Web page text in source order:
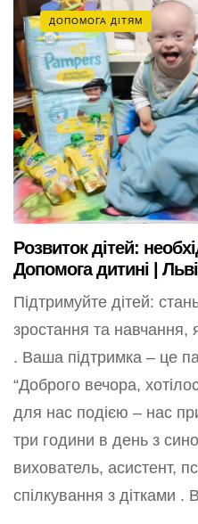
ДОПОМОГА ДІТЯМ
Розвиток дітей:
Допомога дитині |
Підтримуйте дітей:
зростання та навчання,
. Ваша підтримка – це
“Доброго вечора,
для нас подією – нас
три години в день з
вихователь, асистент,
спілкування з дітками .